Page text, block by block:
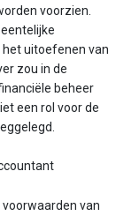
voorzien.
uitoefenen van
zou in de
beheer
een rol voor de
van